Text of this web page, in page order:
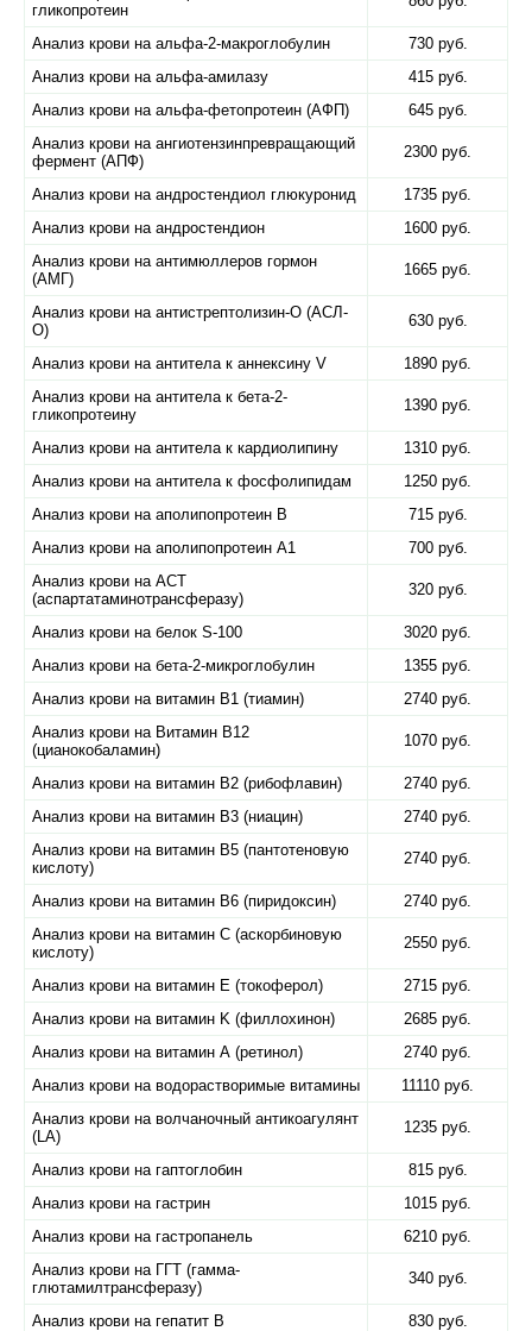
гликопротеин
Анализ крови на альфа-2-макроглобулин
730 руб.
Анализ крови на альфа-амилазу
415 руб.
Анализ крови на альфа-фетопротеин (АФП)
645 руб.
Анализ крови на ангиотензинпревращающий
фермент (АПФ)
2300 руб.
Анализ крови на андростендиол глюкуронид
1735 руб.
Анализ крови на андростендион
1600 руб.
Анализ крови на антимюллеров гормон
(АМГ)
1665 руб.
Анализ крови на антистрептолизин-О (АСЛ-
О)
630 руб.
Анализ крови на антитела к аннексину V
1890 руб.
Анализ крови на антитела к бета-2-
гликопротеину
1390 руб.
Анализ крови на антитела к кардиолипину
1310 руб.
Анализ крови на антитела к фосфолипидам
1250 руб.
Анализ крови на аполипопротеин B
715 руб.
Анализ крови на аполипопротеин А1
700 руб.
Анализ крови на АСТ
(аспартатаминотрансферазу)
320 руб.
Анализ крови на белок S-100
3020 руб.
Анализ крови на бета-2-микроглобулин
1355 руб.
Анализ крови на витамин B1 (тиамин)
2740 руб.
Анализ крови на Витамин B12
(цианокобаламин)
1070 руб.
Анализ крови на витамин B2 (рибофлавин)
2740 руб.
Анализ крови на витамин B3 (ниацин)
2740 руб.
Анализ крови на витамин B5 (пантотеновую
кислоту)
2740 руб.
Анализ крови на витамин B6 (пиридоксин)
2740 руб.
Анализ крови на витамин C (аскорбиновую
кислоту)
2550 руб.
Анализ крови на витамин E (токоферол)
2715 руб.
Анализ крови на витамин K (филлохинон)
2685 руб.
Анализ крови на витамин А (ретинол)
2740 руб.
Анализ крови на водорастворимые витамины
11110 руб.
Анализ крови на волчаночный антикоагулянт
(LA)
1235 руб.
Анализ крови на гаптоглобин
815 руб.
Анализ крови на гастрин
1015 руб.
Анализ крови на гастропанель
6210 руб.
Анализ крови на ГГТ (гамма-
глютамилтрансферазу)
340 руб.
Анализ крови на гепатит B
830 руб.